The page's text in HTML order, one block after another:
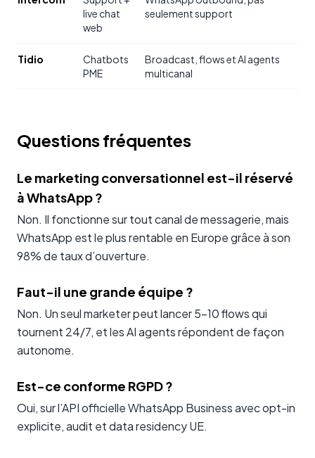
live chat
web
seulement support
Tidio
Chatbots
PME
Broadcast, flows et AI agents
multicanal
Questions fréquentes
Le marketing conversationnel est-il réservé
à WhatsApp ?
Non. Il fonctionne sur tout canal de messagerie, mais
WhatsApp est le plus rentable en Europe grâce à son
98% de taux d’ouverture.
Faut-il une grande équipe ?
Non. Un seul marketer peut lancer 5-10 flows qui
tournent 24/7, et les AI agents répondent de façon
autonome.
Est-ce conforme RGPD ?
Oui, sur l’API officielle WhatsApp Business avec opt-in
explicite, audit et data residency UE.